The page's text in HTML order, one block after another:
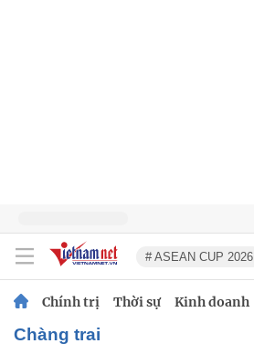
# ASEAN CUP 2026
Chính trị Thời sự Kinh doanh
chàng trai